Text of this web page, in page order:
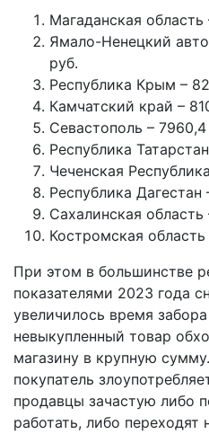
Магаданская область
Ямало-Ненецкий
руб.
Республика Крым –
Камчатский край –
Севастополь – 7960,4
Республика
Чеченская
Республика Дагестан
Сахалинская область
Костромская
При этом в большинстве
показателями 2023 года
увеличилось время
невыкупленный товар
магазину в крупную
покупатель
продавцы зачастую либо
работать, либо переходят